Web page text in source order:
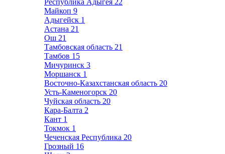
Республика Адыгея 22
Майкоп 9
Адыгейск 1
Астана 21
Ош 21
Тамбовская область 21
Тамбов 15
Мичуринск 3
Моршанск 1
Восточно-Казахстанская область 20
Усть-Каменогорск 20
Чуйская область 20
Кара-Балта 2
Кант 1
Токмок 1
Чеченская Республика 20
Грозный 16